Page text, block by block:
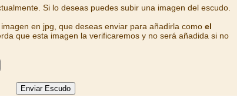
Si lo deseas puedes subir una imagen del escudo.
en jpg, que deseas enviar para añadirla como el
que esta imagen la verificaremos y no será añadida si no